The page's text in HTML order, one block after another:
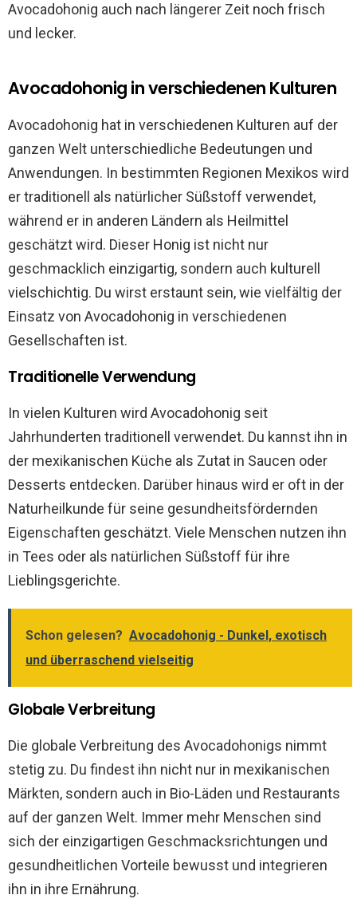
Avocadohonig auch nach längerer Zeit noch frisch
und lecker.
Avocadohonig in verschiedenen Kulturen
Avocadohonig hat in verschiedenen Kulturen auf der
ganzen Welt unterschiedliche Bedeutungen und
Anwendungen. In bestimmten Regionen Mexikos wird
er traditionell als natürlicher Süßstoff verwendet,
während er in anderen Ländern als Heilmittel
geschätzt wird. Dieser Honig ist nicht nur
geschmacklich einzigartig, sondern auch kulturell
vielschichtig. Du wirst erstaunt sein, wie vielfältig der
Einsatz von Avocadohonig in verschiedenen
Gesellschaften ist.
Traditionelle Verwendung
In vielen Kulturen wird Avocadohonig seit
Jahrhunderten traditionell verwendet. Du kannst ihn in
der mexikanischen Küche als Zutat in Saucen oder
Desserts entdecken. Darüber hinaus wird er oft in der
Naturheilkunde für seine gesundheitsfördernden
Eigenschaften geschätzt. Viele Menschen nutzen ihn
in Tees oder als natürlichen Süßstoff für ihre
Lieblingsgerichte.
Schon gelesen? Avocadohonig - Dunkel, exotisch
und überraschend vielseitig
Globale Verbreitung
Die globale Verbreitung des Avocadohonigs nimmt
stetig zu. Du findest ihn nicht nur in mexikanischen
Märkten, sondern auch in Bio-Läden und Restaurants
auf der ganzen Welt. Immer mehr Menschen sind
sich der einzigartigen Geschmacksrichtungen und
gesundheitlichen Vorteile bewusst und integrieren
ihn in ihre Ernährung.